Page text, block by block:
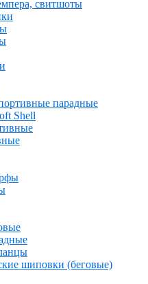
свитшоты
парадные
Shell
шиповки (беговые)